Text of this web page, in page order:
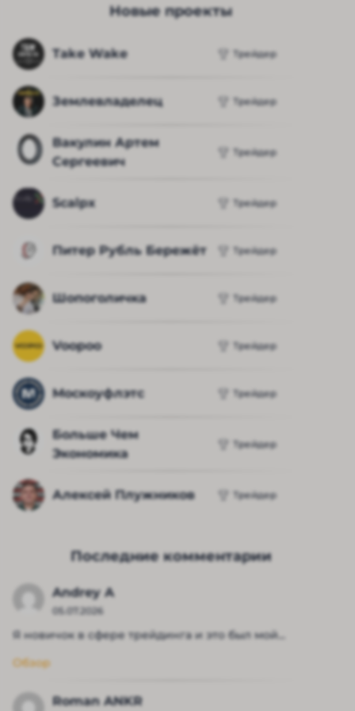
Новые проекты
Take Wake Трейдер
Землевладелец Трейдер
Вакулин Артем
Сергеевич
Трейдер
Scalpx Трейдер
Питер Рубль Бережёт Трейдер
Шопоголичка Трейдер
Voopoo Трейдер
Москоуфлэтс Трейдер
Больше Чем
Экономика
Трейдер
Алексей Плужников Трейдер
Последние комментарии
Andrey A
05.07.2026
Я новичок в сфере трейдинга и это был мой...
Обзор
Roman ANKR